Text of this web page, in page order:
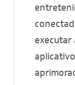
executar